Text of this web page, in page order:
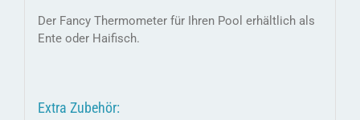
Der Fancy Thermometer für Ihren Pool erhältlich als
Ente oder Haifisch.
Extra Zubehör: